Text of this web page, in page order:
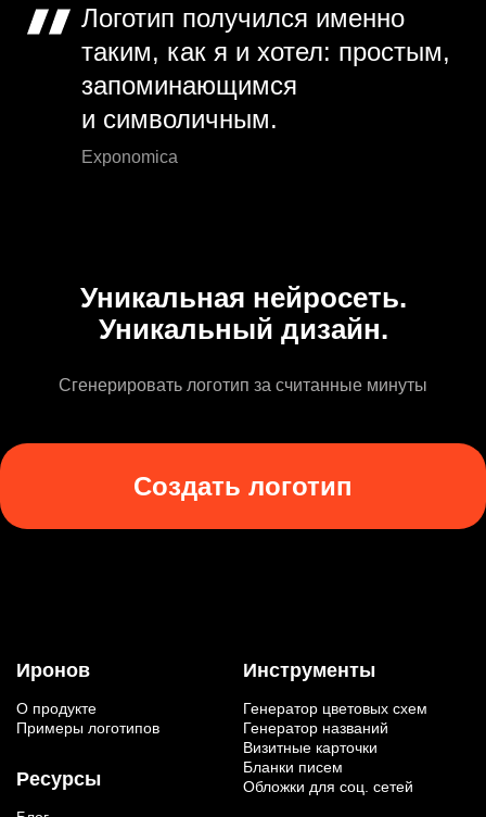
Логотип получился именно
таким, как я и хотел: простым,
запоминающимся
и символичным.
Exponomica
Уникальная нейросеть.
Уникальный дизайн.
Сгенерировать логотип за считанные минуты
Создать логотип
Иронов
О продукте
Примеры логотипов
Ресурсы
Инструменты
Генератор цветовых схем
Генератор названий
Визитные карточки
Бланки писем
Обложки для соц. сетей